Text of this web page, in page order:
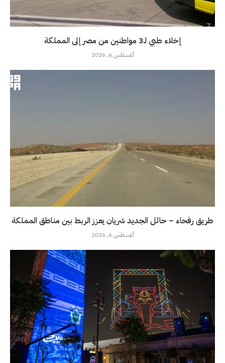
إخلاء طبي لـ3 مواطنين من مصر إلى المملكة
أغسطس 6, 2026
طريق رفحاء – حائل الجديد شريان يعزز الربط بين مناطق المملكة
أغسطس 6, 2026